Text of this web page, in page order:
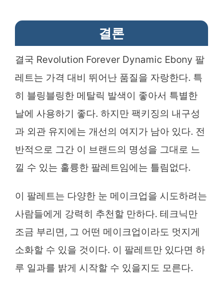
결론
결국 Revolution Forever Dynamic Ebony 팔
레트는 가격 대비 뛰어난 품질을 자랑한다. 특
히 블링블링한 메탈릭 발색이 좋아서 특별한
날에 사용하기 좋다. 하지만 팩키징의 내구성
과 외관 유지에는 개선의 여지가 남아 있다. 전
반적으로 그간 이 브랜드의 명성을 그대로 느
낄 수 있는 훌륭한 팔레트임에는 틀림없다.
이 팔레트는 다양한 눈 메이크업을 시도하려는
사람들에게 강력히 추천할 만하다. 테크닉만
조금 부리면, 그 어떤 메이크업이라도 멋지게
소화할 수 있을 것이다. 이 팔레트만 있다면 하
루 일과를 밝게 시작할 수 있을지도 모른다.